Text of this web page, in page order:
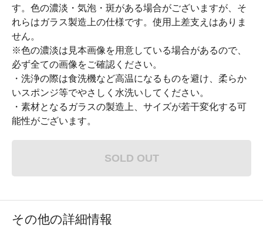
す。色の濃淡・気泡・斑がある場合がございますが、そ
れらはガラス製造上の仕様です。使用上差支えはありま
せん。
※色の濃淡は見本画像を用意している場合があるので、
必ず全ての画像をご確認ください。
・洗浄の際は食洗機など高温になるものを避け、柔らか
いスポンジ等でやさしく水洗いしてください。
・素材となるガラスの製造上、サイズが若干変化する可
能性がございます。
SOLD OUT
その他の詳細情報